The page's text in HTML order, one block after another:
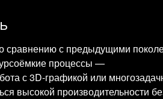
сравнению с предыдущими
процессы —
с 3D‑графикой или
высокой производительности